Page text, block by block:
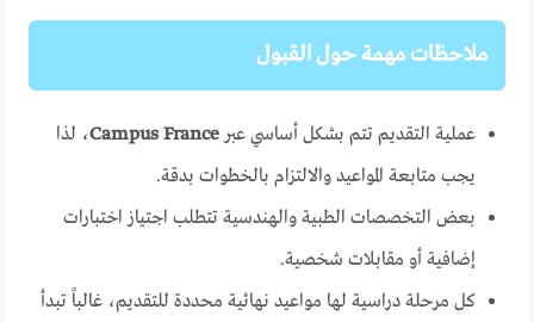
ملاحظات مهمة حول القبول
عملية التقديم تتم بشكل أساسي عبرCampus France، لذا
يجب متابعة المواعيد والالتزام بالخطوات بدقة.
بعض التخصصات الطبية والهندسية تتطلب اجتياز اختبارات
إضافية أو مقابلات شخصية.
كل مرحلة دراسية لها مواعيد نهائية محددة للتقديم، غالباً تبدأ